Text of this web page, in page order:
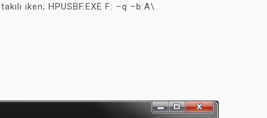
iken; HPUSBF.EXE F: –q –b:A\